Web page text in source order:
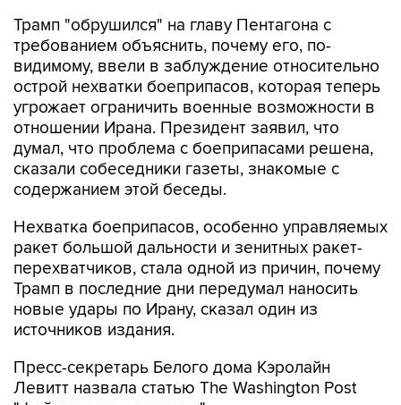
Трамп "обрушился" на главу Пентагона с
требованием объяснить, почему его, по-
видимому, ввели в заблуждение относительно
острой нехватки боеприпасов, которая теперь
угрожает ограничить военные возможности в
отношении Ирана. Президент заявил, что
думал, что проблема с боеприпасами решена,
сказали собеседники газеты, знакомые с
содержанием этой беседы.
Нехватка боеприпасов, особенно управляемых
ракет большой дальности и зенитных ракет-
перехватчиков, стала одной из причин, почему
Трамп в последние дни передумал наносить
новые удары по Ирану, сказал один из
источников издания.
Пресс-секретарь Белого дома Кэролайн
Левитт назвала статью The Washington Post